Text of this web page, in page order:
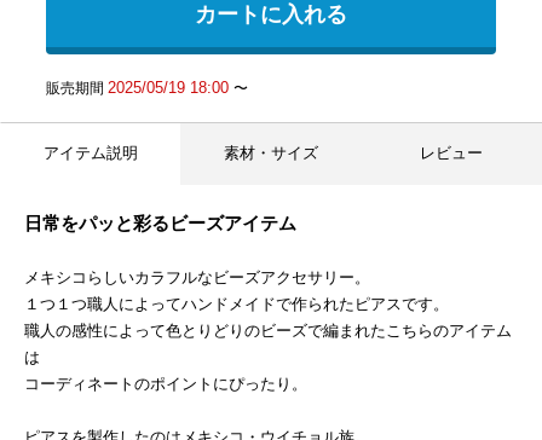
カートに入れる
販売期間 2025/05/19 18:00〜
アイテム説明 素材・サイズ レビュー
日常をパッと彩るビーズアイテム
メキシコらしいカラフルなビーズアクセサリー。
１つ１つ職人によってハンドメイドで作られたピアスです。
職人の感性によって色とりどりのビーズで編まれたこちらのアイテム
は
コーディネートのポイントにぴったり。